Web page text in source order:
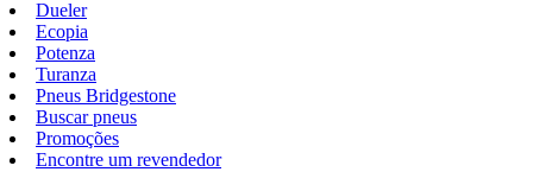
Dueler
Ecopia
Potenza
Turanza
Pneus Bridgestone
Buscar pneus
Promoções
Encontre um revendedor